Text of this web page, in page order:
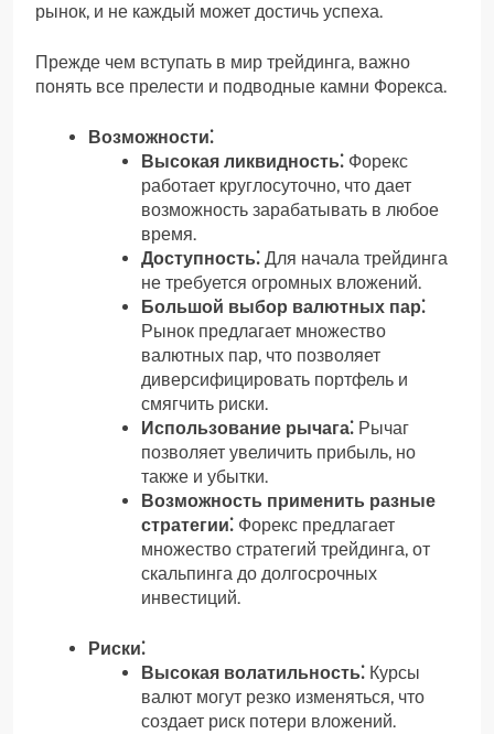
рынок, и не каждый может достичь успеха.
Прежде чем вступать в мир трейдинга, важно
понять все прелести и подводные камни Форекса.
Возможности⁚
Высокая ликвидность⁚ Форекс
работает круглосуточно, что дает
возможность зарабатывать в любое
время.
Доступность⁚ Для начала трейдинга
не требуется огромных вложений.
Большой выбор валютных пар⁚
Рынок предлагает множество
валютных пар, что позволяет
диверсифицировать портфель и
смягчить риски.
Использование рычага⁚ Рычаг
позволяет увеличить прибыль, но
также и убытки.
Возможность применить разные
стратегии⁚ Форекс предлагает
множество стратегий трейдинга, от
скальпинга до долгосрочных
инвестиций.
Риски⁚
Высокая волатильность⁚ Курсы
валют могут резко изменяться, что
создает риск потери вложений.